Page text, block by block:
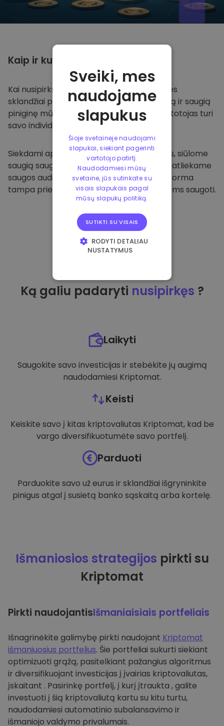
Kaip ir kur
Kai nusipirksite Kriptomat platformoje
, mes
sklandžiai pervesime valiutą į jūsų specialią ir saugią
piniginę mūsų platformoje. Kiekvienas vartotojas turi
savo individualią piniginę.
Siekdami apsaugoti savo klientus ir jų lėšas, siūlome
saugią saugyklą neprisijungus ir reguliariai atliekame
saugos auditus. Dėl šio požiūrio mūsų platforma
tampa prieglobsčiu ir kitoms kriptovaliutoms saugoti.
Ką galiu padaryti nusipirkęs ?
Laikyti
Saugokite savo investicijas ir stebėkite jų augimą
naudodamiesi Kriptomat.
Keisti
Keiskite savo į kitas kriptovaliutas Kriptomat, kad be
vargo diversifikuotumėte savo portfelį.
Parduoti
Parduokite savo už eurus ir sklandžiai išgryninkite
pinigus atgal į susietą banko sąskaitą arba kortelę.
Išmaniosios strategijos pirkti su
Kriptomat
Pirkti naudojantisIšmaniaisiais portfeliais
Išnagrinėkite galimybę pirkti naudojant Kriptomat
išmaniuosius portfelius. Šie portfeliai sukurti siekiant
optimizuoti grąžą, pasitelkiant pažangius algoritmus
ir diversifikuojant investicijas į įvairias kriptovaliutas,
įskaitant . Pasirinkę portfelį, į kurį įtraukta , galite
investuoti į šią kriptovaliutą kartu su kitu turtu,
naudodamiesi automatinio subalansavimo ir
išmaniojo valdymo privalumais.
Sveiki, mes
naudojame
slapukus
Šioje svetainėje naudojami
slapukai, siekiant pagerinti
vartotojo patirtį.
Naudodamiesi mūsų
svetaine, jūs sutinkate su
visais slapukais pagal
mūsų slapukų politiką.
SUTIKTI SU VISAIS
RODYTI DETALIAU
NUSTATYMUS
VEIKIMĄ GERINANTYS